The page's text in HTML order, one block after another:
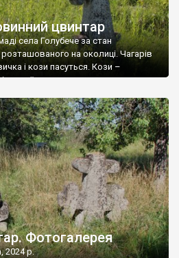
цвинтар
села Голубече за стан
на околиці. Чагарів
і кози пасуться. Кози –
для старих кладовищ,
обгризають, бо то улюблений
ціла колекція
Село відносно невелике, […]
Фотогалерея
2024 р.